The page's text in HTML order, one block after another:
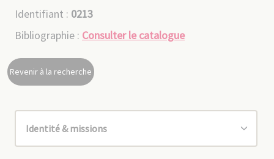
Identifiant : 0213
Bibliographie : Consulter le catalogue
Revenir à la recherche